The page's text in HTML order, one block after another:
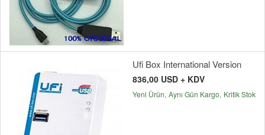
Ufi Box International Version
836,00 USD + KDV
Yeni Ürün Aynı Gün Kargo Kritik Stok